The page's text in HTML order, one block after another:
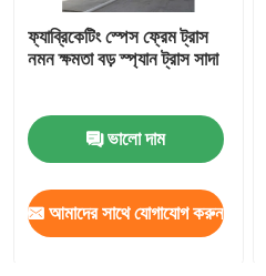
ফ্যাব্রিকেটিং স্পেস ফ্রেম ট্রাস
নমন ক্ষমতা বড় স্প্যান ট্রাস সাদা
ভালো দাম
আমাদের সাথে যোগাযোগ করুন